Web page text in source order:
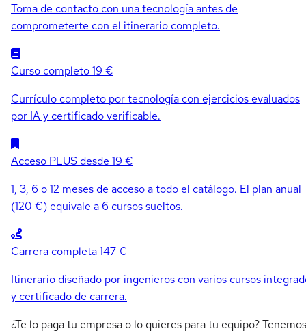
Toma de contacto con una tecnología antes de
comprometerte con el itinerario completo.
Curso completo19 €
Currículo completo por tecnología con ejercicios evaluados
por IA y certificado verificable.
Acceso PLUS desde 19 €
1, 3, 6 o 12 meses de acceso a todo el catálogo. El plan anual
(120 €) equivale a 6 cursos sueltos.
Carrera completa147 €
Itinerario diseñado por ingenieros con varios cursos
y certificado de carrera.
¿Te lo paga tu empresa o lo quieres para tu equipo? Tenemos